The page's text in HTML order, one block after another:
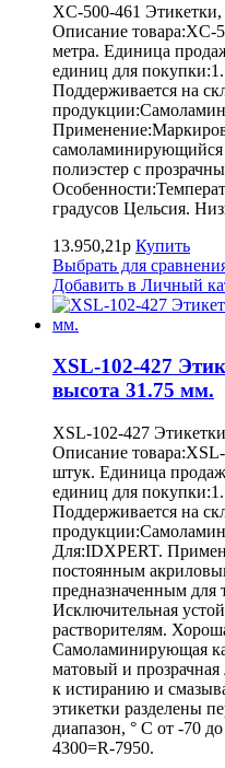
XC-500-461
Описание товара:XC-
метра. Единица
единиц для
Поддерживается на
полиэстер с
градусов Цельсия.
13.950,21р Купить
Выбрать для
Добавить в Личный
XSL-102-427
высота 31.75 мм.
XSL-102-427
Описание
штук. Единица
единиц для
Поддерживается на
Для:IDXPERT.
постоянным
предназначенным для
Исключительная
растворителям.
Самоламинирующая
матовый и
к истиранию и
этикетки разделены
диапазон, ° С от -70
4300=R-7950.